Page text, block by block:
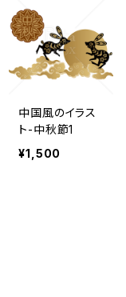
中国風のイラス
ト-中秋節1
¥1,500